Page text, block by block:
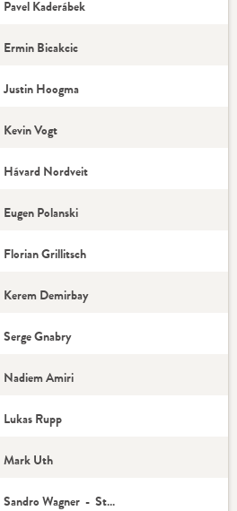
Pavel Kaderábek
Ermin Bicakcic
Justin Hoogma
Kevin Vogt
Hávard Nordveit
Eugen Polanski
Florian Grillitsch
Kerem Demirbay
Serge Gnabry
Nadiem Amiri
Lukas Rupp
Mark Uth
Sandro Wagner - Star-Spieler